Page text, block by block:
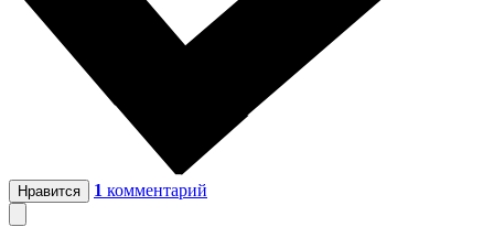
Нравится 1 комментарий